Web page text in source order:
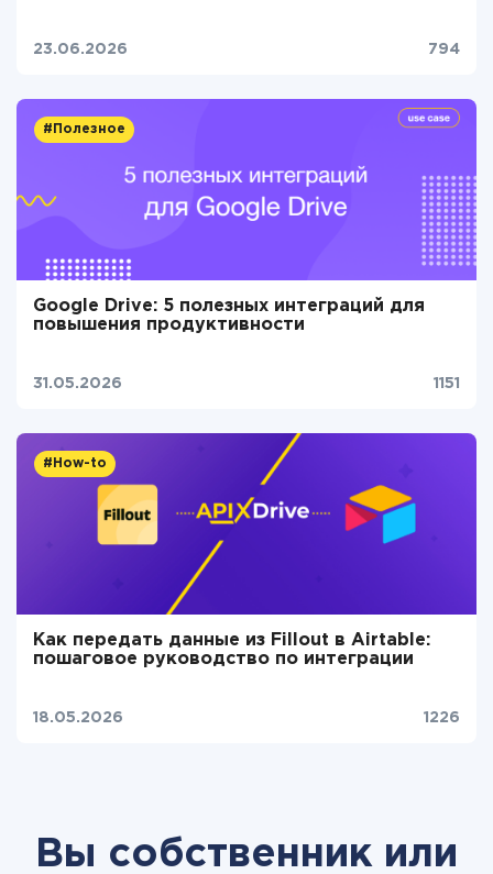
23.06.2026 794
#Полезное
Google Drive: 5 полезных интеграций для
повышения продуктивности
31.05.2026 1151
#How-to
Как передать данные из Fillout в Airtable:
пошаговое руководство по интеграции
18.05.2026 1226
Вы собственник или